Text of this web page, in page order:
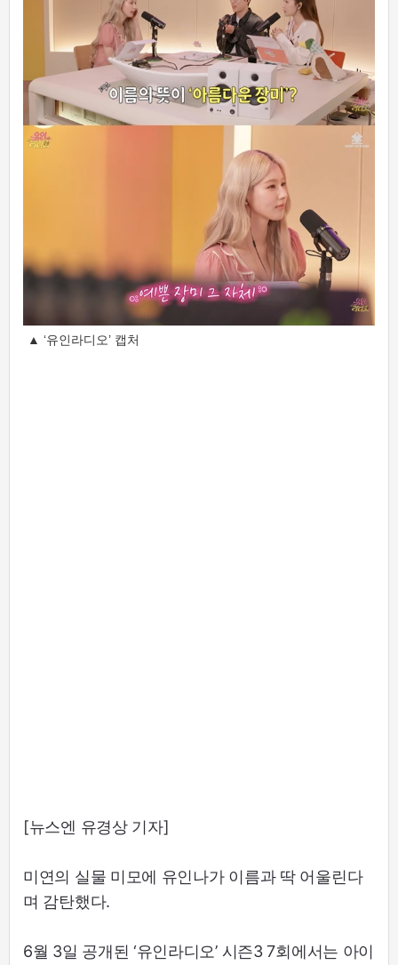
▲ ‘유인라디오’ 캡처
[뉴스엔 유경상 기자]
미연의 실물 미모에 유인나가 이름과 딱 어울린다
며 감탄했다.
6월 3일 공개된 ‘유인라디오’ 시즌3 7회에서는 아이